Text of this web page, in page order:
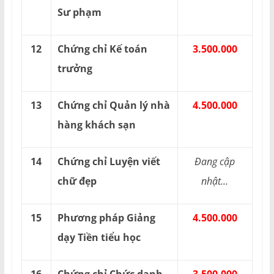
Sư phạm
12
Chứng chỉ Kế toán
trưởng
3.500.000
13
Chứng chỉ Quản lý nhà
hàng khách sạn
4.500.000
14
Chứng chỉ Luyện viết
chữ đẹp
Đang cập
nhật...
15
Phương pháp Giảng
dạy Tiền tiểu học
4.500.000